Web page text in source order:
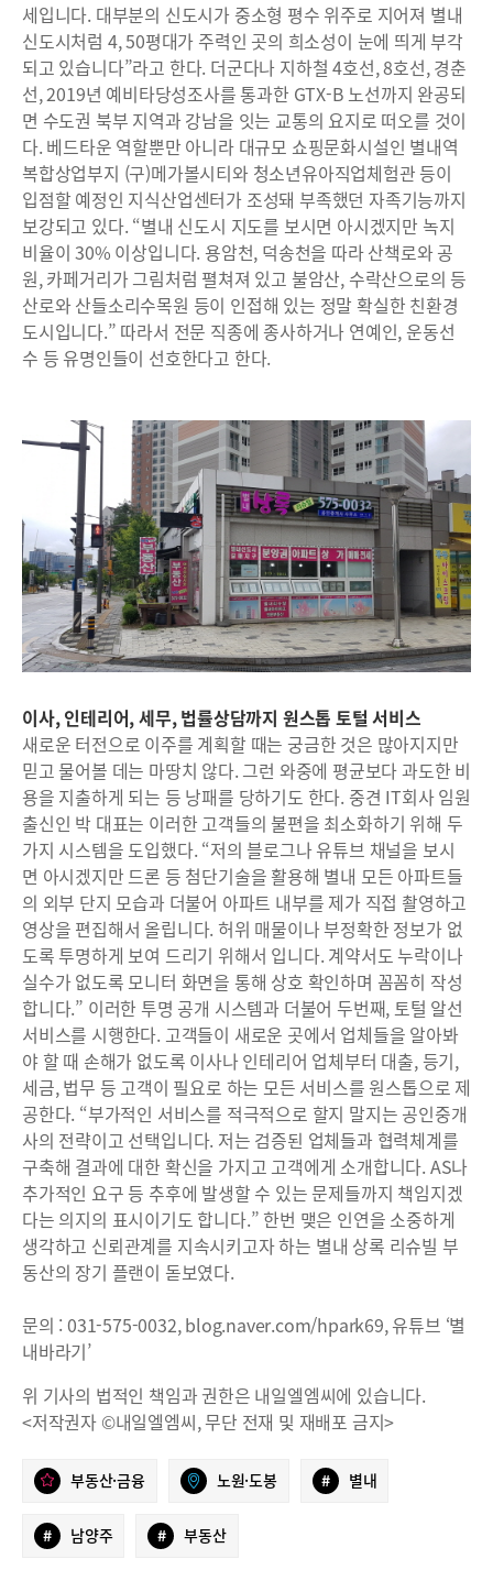
세입니다. 대부분의 신도시가 중소형 평수 위주로 지어져 별내
신도시처럼 4, 50평대가 주력인 곳의 희소성이 눈에 띄게 부각
되고 있습니다”라고 한다. 더군다나 지하철 4호선, 8호선, 경춘
선, 2019년 예비타당성조사를 통과한 GTX-B 노선까지 완공되
면 수도권 북부 지역과 강남을 잇는 교통의 요지로 떠오를 것이
다. 베드타운 역할뿐만 아니라 대규모 쇼핑문화시설인 별내역
복합상업부지 (구)메가볼시티와 청소년유아직업체험관 등이
입점할 예정인 지식산업센터가 조성돼 부족했던 자족기능까지
보강되고 있다. “별내 신도시 지도를 보시면 아시겠지만 녹지
비율이 30% 이상입니다. 용암천, 덕송천을 따라 산책로와 공
원, 카페거리가 그림처럼 펼쳐져 있고 불암산, 수락산으로의 등
산로와 산들소리수목원 등이 인접해 있는 정말 확실한 친환경
도시입니다.” 따라서 전문 직종에 종사하거나 연예인, 운동선
수 등 유명인들이 선호한다고 한다.
이사, 인테리어, 세무, 법률상담까지 원스톱 토털 서비스
새로운 터전으로 이주를 계획할 때는 궁금한 것은 많아지지만
믿고 물어볼 데는 마땅치 않다. 그런 와중에 평균보다 과도한 비
용을 지출하게 되는 등 낭패를 당하기도 한다. 중견 IT회사 임원
출신인 박 대표는 이러한 고객들의 불편을 최소화하기 위해 두
가지 시스템을 도입했다. “저의 블로그나 유튜브 채널을 보시
면 아시겠지만 드론 등 첨단기술을 활용해 별내 모든 아파트들
의 외부 단지 모습과 더불어 아파트 내부를 제가 직접 촬영하고
영상을 편집해서 올립니다. 허위 매물이나 부정확한 정보가 없
도록 투명하게 보여 드리기 위해서 입니다. 계약서도 누락이나
실수가 없도록 모니터 화면을 통해 상호 확인하며 꼼꼼히 작성
합니다.” 이러한 투명 공개 시스템과 더불어 두번째, 토털 알선
서비스를 시행한다. 고객들이 새로운 곳에서 업체들을 알아봐
야 할 때 손해가 없도록 이사나 인테리어 업체부터 대출, 등기,
세금, 법무 등 고객이 필요로 하는 모든 서비스를 원스톱으로 제
공한다. “부가적인 서비스를 적극적으로 할지 말지는 공인중개
사의 전략이고 선택입니다. 저는 검증된 업체들과 협력체계를
구축해 결과에 대한 확신을 가지고 고객에게 소개합니다. AS나
추가적인 요구 등 추후에 발생할 수 있는 문제들까지 책임지겠
다는 의지의 표시이기도 합니다.” 한번 맺은 인연을 소중하게
생각하고 신뢰관계를 지속시키고자 하는 별내 상록 리슈빌 부
동산의 장기 플랜이 돋보였다.
문의 : 031-575-0032, blog.naver.com/hpark69, 유튜브 ‘별
내바라기’
위 기사의 법적인 책임과 권한은 내일엘엠씨에 있습니다.
<저작권자 ©내일엘엠씨, 무단 전재 및 재배포 금지>
부동산·금융 노원·도봉 # 별내
# 남양주 # 부동산